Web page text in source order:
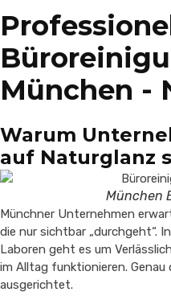
München -
Warum
auf Naturglanz
München
Münchner Unternehmen
die nur sichtbar „durchgeht“.
Laboren geht es um
im Alltag funktionieren.
ausgerichtet.